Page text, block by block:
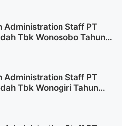
Administration Staff PT
Tbk Wonosobo Tahun
Administration Staff PT
Tbk Wonogiri Tahun